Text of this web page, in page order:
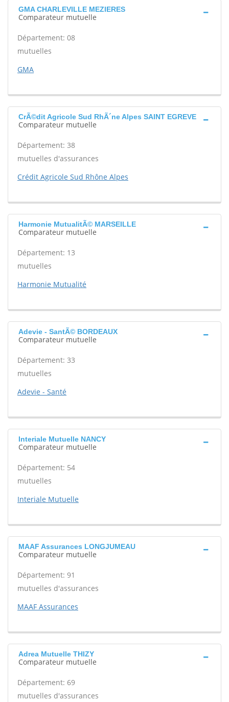
GMA CHARLEVILLE MEZIERES
Comparateur mutuelle
Département: 08
mutuelles
GMA
CrÃ©dit Agricole Sud RhÃ´ne Alpes SAINT EGREVE
Comparateur mutuelle
Département: 38
mutuelles d'assurances
Crédit Agricole Sud Rhône Alpes
Harmonie MutualitÃ© MARSEILLE
Comparateur mutuelle
Département: 13
mutuelles
Harmonie Mutualité
Adevie - SantÃ© BORDEAUX
Comparateur mutuelle
Département: 33
mutuelles
Adevie - Santé
Interiale Mutuelle NANCY
Comparateur mutuelle
Département: 54
mutuelles
Interiale Mutuelle
MAAF Assurances LONGJUMEAU
Comparateur mutuelle
Département: 91
mutuelles d'assurances
MAAF Assurances
Adrea Mutuelle THIZY
Comparateur mutuelle
Département: 69
mutuelles d'assurances